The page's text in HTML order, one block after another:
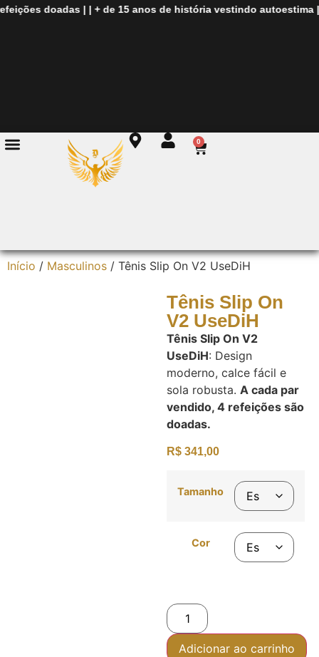
doadas | |+ de15 anos de históriavestindo autoestima| |
0
Início / Masculinos / Tênis Slip On V2 UseDiH
Tênis Slip On
V2 UseDiH
Tênis Slip On V2
UseDiH: Design
moderno, calce fácil e
sola robusta. A cada par
vendido, 4 refeições são
doadas.
R$ 341,00
Tamanho
Cor
Adicionar ao carrinho